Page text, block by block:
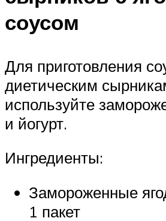
соусом
Для приготовления
диетическим
используйте
и йогурт.
Ингредиенты:
Замороженные
1 пакет